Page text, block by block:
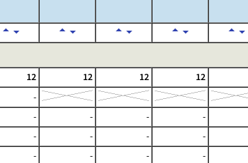
12 12 12
12
-
- - -
-
- - -
-
- - -
-